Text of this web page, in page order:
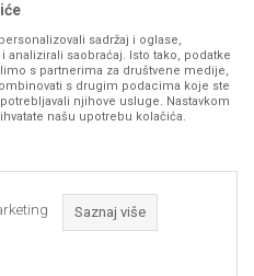
Prijavite se
sadržaj i oglase,
saobraćaj. Isto tako, podatke
s partnerima za društvene medije,
s drugim podacima koje ste
njihove usluge. Nastavkom
našu upotrebu kolačića.
Saznaj više